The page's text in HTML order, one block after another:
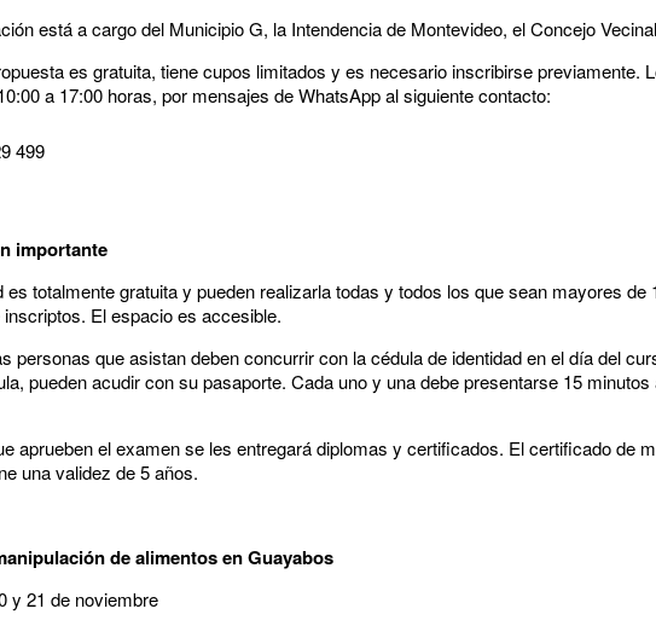
está a cargo del Municipio G, la Intendencia de Montevideo, el Concejo
es gratuita, tiene cupos limitados y es necesario inscribirse previamente.
a 17:00 horas, por mensajes de WhatsApp al siguiente contacto:
499
importante
es totalmente gratuita y pueden realizarla todas y todos los que sean mayores
El espacio es accesible.
personas que asistan deben concurrir con la cédula de identidad en el día del
pueden acudir con su pasaporte. Cada uno y una debe presentarse 15
aprueben el examen se les entregará diplomas y certificados. El certificado de
una validez de 5 años.
de alimentos en Guayabos
y 21 de noviembre